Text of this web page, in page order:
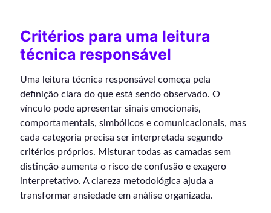
Critérios para uma leitura
técnica responsável
Uma leitura técnica responsável começa pela
definição clara do que está sendo observado. O
vínculo pode apresentar sinais emocionais,
comportamentais, simbólicos e comunicacionais, mas
cada categoria precisa ser interpretada segundo
critérios próprios. Misturar todas as camadas sem
distinção aumenta o risco de confusão e exagero
interpretativo. A clareza metodológica ajuda a
transformar ansiedade em análise organizada.